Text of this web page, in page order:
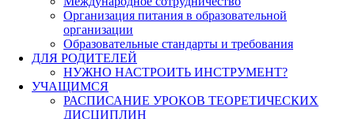
Организация питания в образовательной
организации
Образовательные стандарты и требования
ДЛЯ РОДИТЕЛЕЙ
НУЖНО НАСТРОИТЬ ИНСТРУМЕНТ?
УЧАЩИМСЯ
РАСПИСАНИЕ УРОКОВ ТЕОРЕТИЧЕСКИХ
ДИСЦИПЛИН